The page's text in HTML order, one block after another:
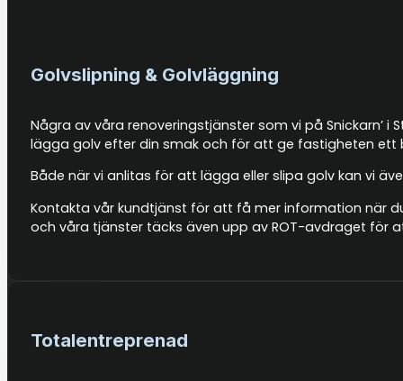
Golvslipning & Golvläggning
Några av våra renoveringstjänster som vi på
lägga golv efter din smak och för att ge fastigheten ett
Både när vi anlitas för att lägga eller slipa golv kan vi
Kontakta vår kundtjänst för att få mer information när
och våra tjänster täcks även upp av ROT-avdraget för
Totalentreprenad